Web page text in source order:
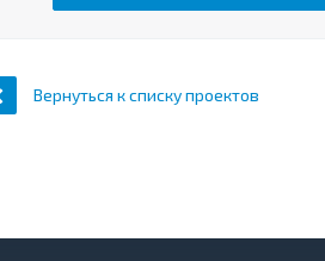
Вернуться к списку проектов